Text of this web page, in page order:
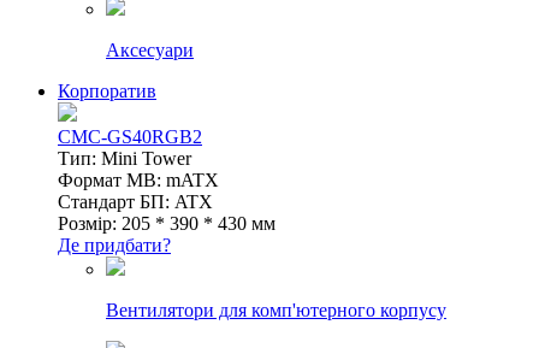
Аксесуари
Корпоратив
CMC-GS40RGB2
Тип: Mini Tower
Формат MB: mATX
Стандарт БП: ATX
Розмір: 205 * 390 * 430 мм
Де придбати?
Вентилятори для комп'ютерного корпусу